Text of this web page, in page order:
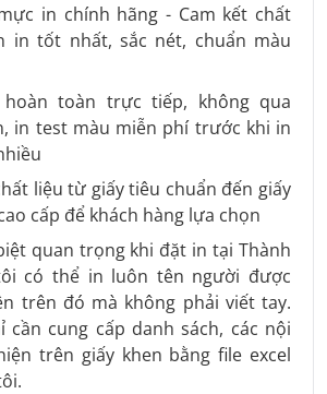
in chính hãng - Cam kết chất
in tốt nhất, sắc nét, chuẩn màu
hoàn toàn trực tiếp, không qua
in test màu miễn phí trước khi in
liệu từ giấy tiêu chuẩn đến giấy
cấp để khách hàng lựa chọn
quan trọng khi đặt in tại Thành
có thể in luôn tên người được
trên đó mà không phải viết tay.
cần cung cấp danh sách, các nội
trên giấy khen bằng file excel